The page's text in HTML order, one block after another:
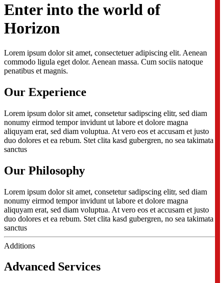
Enter into the world of
Horizon
Lorem ipsum dolor sit amet, consectetuer adipiscing elit. Aenean
commodo ligula eget dolor. Aenean massa. Cum sociis natoque
penatibus et magnis.
Our Experience
Lorem ipsum dolor sit amet, consetetur sadipscing elitr, sed diam
nonumy eirmod tempor invidunt ut labore et dolore magna
aliquyam erat, sed diam voluptua. At vero eos et accusam et justo
duo dolores et ea rebum. Stet clita kasd gubergren, no sea takimata
sanctus
Our Philosophy
Lorem ipsum dolor sit amet, consetetur sadipscing elitr, sed diam
nonumy eirmod tempor invidunt ut labore et dolore magna
aliquyam erat, sed diam voluptua. At vero eos et accusam et justo
duo dolores et ea rebum. Stet clita kasd gubergren, no sea takimata
sanctus
Additions
Advanced Services